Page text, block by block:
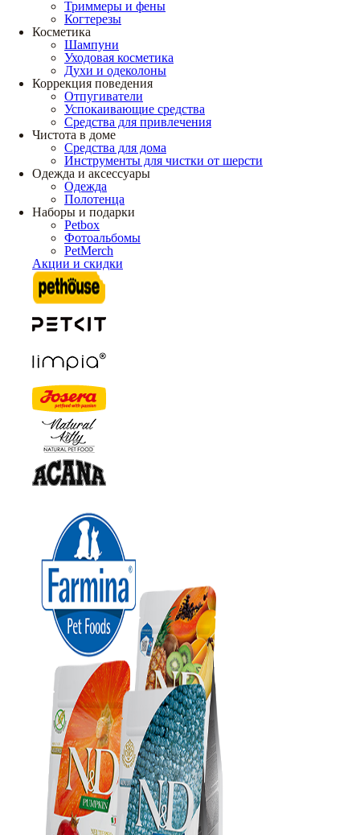
Триммеры и фены
Когтерезы
Косметика
Шампуни
Уходовая косметика
Духи и одеколоны
Коррекция поведения
Отпугиватели
Успокаивающие средства
Средства для привлечения
Чистота в доме
Средства для дома
Инструменты для чистки от шерсти
Одежда и аксессуары
Одежда
Полотенца
Наборы и подарки
Petbox
Фотоальбомы
PetMerch
Акции и скидки